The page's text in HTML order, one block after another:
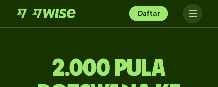
Daftar
2.000 pula